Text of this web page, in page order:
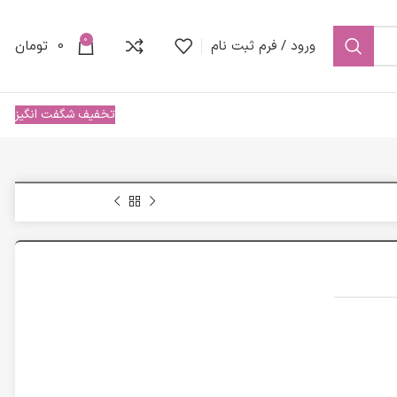
ورود / فرم ثبت نام 0
0 تومان
تخفیف شگفت انگیز